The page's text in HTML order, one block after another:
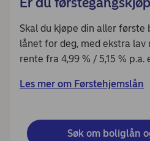
Skal du kjøpe din aller første
lånet for deg, med ekstra lav
rente fra 4,99 % / 5,15 % p.a.
Les mer om Førstehjemslån
Søk om boliglån